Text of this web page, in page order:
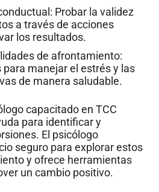
Probar la validez
a través de acciones
los resultados.
de afrontamiento:
manejar el estrés y las
de manera saludable.
capacitado en TCC
para identificar y
El psicólogo
seguro para explorar estos
y ofrece herramientas
un cambio positivo.